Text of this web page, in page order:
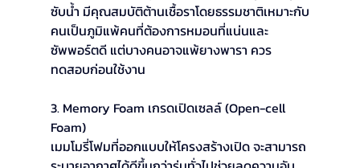
ซับน้ำ มีคุณสมบัติต้านเชื้อราโดยธรรมชาติเหมาะกับ
คนเป็นภูมิแพ้คนที่ต้องการหมอนที่แน่นและ
ซัพพอร์ตดี แต่บางคนอาจแพ้ยางพารา ควร
ทดสอบก่อนใช้งาน
3. Memory Foam เกรดเปิดเซลล์ (Open-cell
Foam)
เมมโมรี่โฟมที่ออกแบบให้โครงสร้างเปิด จะสามารถ